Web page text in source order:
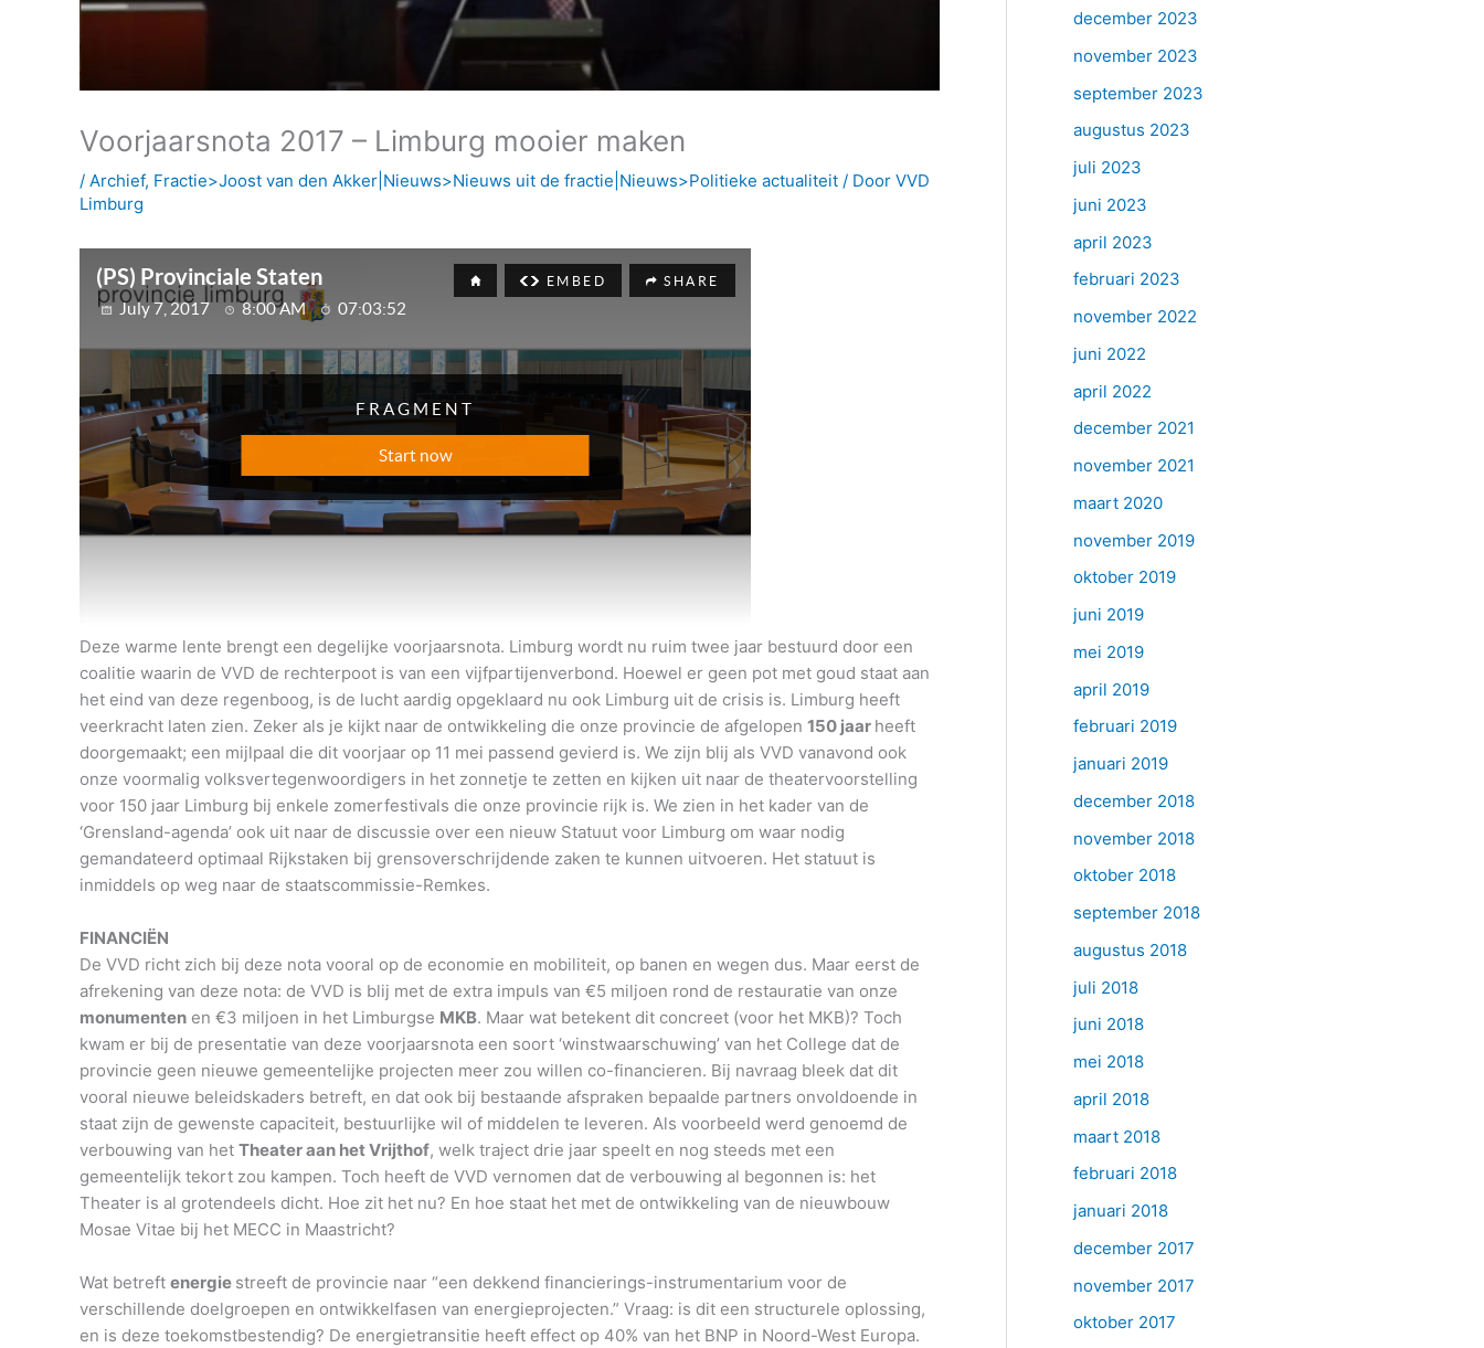
Voorjaarsnota 2017 – Limburg mooier maken
/ Archief, Fractie>Joost van den Akker|Nieuws>Nieuws uit de fractie|Nieuws>Politieke actualiteit / Door VVD
Limburg
Deze warme lente brengt een degelijke voorjaarsnota. Limburg wordt nu ruim twee jaar bestuurd door een
coalitie waarin de VVD de rechterpoot is van een vijfpartijenverbond. Hoewel er geen pot met goud staat aan
het eind van deze regenboog, is de lucht aardig opgeklaard nu ook Limburg uit de crisis is. Limburg heeft
veerkracht laten zien. Zeker als je kijkt naar de ontwikkeling die onze provincie de afgelopen 150 jaar heeft
doorgemaakt; een mijlpaal die dit voorjaar op 11 mei passend gevierd is. We zijn blij als VVD vanavond ook
onze voormalig volksvertegenwoordigers in het zonnetje te zetten en kijken uit naar de theatervoorstelling
voor 150 jaar Limburg bij enkele zomerfestivals die onze provincie rijk is. We zien in het kader van de
‘Grensland-agenda’ ook uit naar de discussie over een nieuw Statuut voor Limburg om waar nodig
gemandateerd optimaal Rijkstaken bij grensoverschrijdende zaken te kunnen uitvoeren. Het statuut is
inmiddels op weg naar de staatscommissie-Remkes.
FINANCIËN
De VVD richt zich bij deze nota vooral op de economie en mobiliteit, op banen en wegen dus. Maar eerst de
afrekening van deze nota: de VVD is blij met de extra impuls van €5 miljoen rond de restauratie van onze
monumenten en €3 miljoen in het Limburgse MKB. Maar wat betekent dit concreet (voor het MKB)? Toch
kwam er bij de presentatie van deze voorjaarsnota een soort ‘winstwaarschuwing’ van het College dat de
provincie geen nieuwe gemeentelijke projecten meer zou willen co-financieren. Bij navraag bleek dat dit
vooral nieuwe beleidskaders betreft, en dat ook bij bestaande afspraken bepaalde partners onvoldoende in
staat zijn de gewenste capaciteit, bestuurlijke wil of middelen te leveren. Als voorbeeld werd genoemd de
verbouwing van het Theater aan het Vrijthof, welk traject drie jaar speelt en nog steeds met een
gemeentelijk tekort zou kampen. Toch heeft de VVD vernomen dat de verbouwing al begonnen is: het
Theater is al grotendeels dicht. Hoe zit het nu? En hoe staat het met de ontwikkeling van de nieuwbouw
Mosae Vitae bij het MECC in Maastricht?
Wat betreft energie streeft de provincie naar “een dekkend financierings-instrumentarium voor de
verschillende doelgroepen en ontwikkelfasen van energieprojecten.” Vraag: is dit een structurele oplossing,
en is deze toekomstbestendig? De energietransitie heeft effect op 40% van het BNP in Noord-West Europa.
december 2023
november 2023
september 2023
augustus 2023
juli 2023
juni 2023
april 2023
februari 2023
november 2022
juni 2022
april 2022
december 2021
november 2021
maart 2020
november 2019
oktober 2019
juni 2019
mei 2019
april 2019
februari 2019
januari 2019
december 2018
november 2018
oktober 2018
september 2018
augustus 2018
juli 2018
juni 2018
mei 2018
april 2018
maart 2018
februari 2018
januari 2018
december 2017
november 2017
oktober 2017